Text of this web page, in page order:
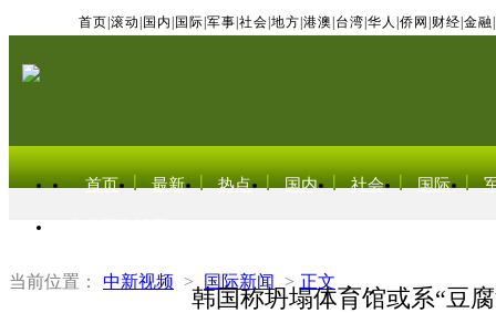
首页 滚动 国内 国际 军事 社会 地方 港澳 台湾 华人 侨网 财经 金融
首页 最新 热点 国内 社会 国际
当前位置： 中新视频 > 国际新闻 > 正文
韩国称坍塌体育馆或系“豆